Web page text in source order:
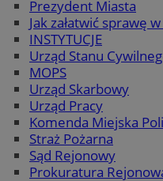
Prezydent Miasta
Jak załatwić sprawę
INSTYTUCJE
Urząd Stanu
MOPS
Urząd Skarbowy
Urząd Pracy
Komenda Miejska
Straż Pożarna
Sąd Rejonowy
Prokuratura